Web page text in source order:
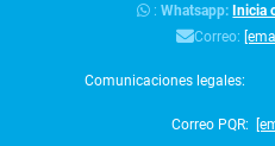
:Whatsapp:Inicia
Correo:
Comunicaciones legales:
Correo PQR: